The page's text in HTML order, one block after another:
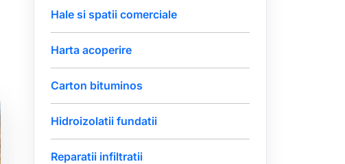
Hale si spatii comerciale
Harta acoperire
Carton bituminos
Hidroizolatii fundatii
Reparatii infiltratii